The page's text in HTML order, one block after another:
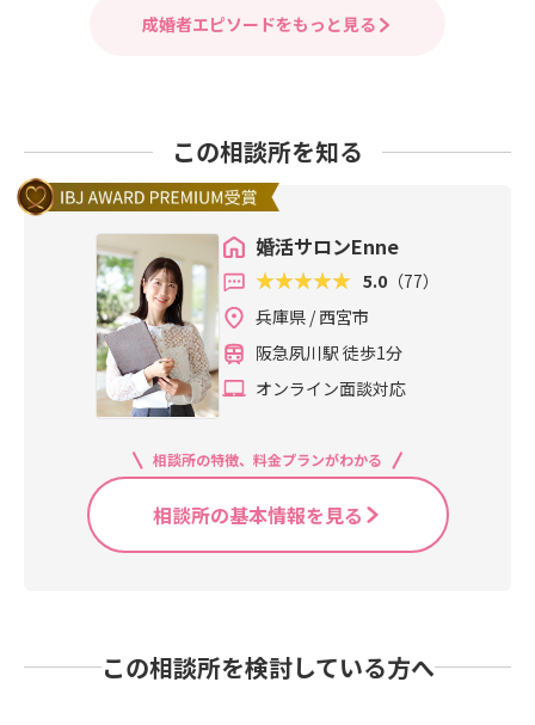
成婚者エピソードをもっと見る
この相談所を知る
婚活サロンEnne
5.0 （77）
兵庫県 / 西宮市
阪急夙川駅 徒歩1分
オンライン面談対応
相談所の特徴、料金プランがわかる
相談所の基本情報を見る
この相談所を検討している方へ